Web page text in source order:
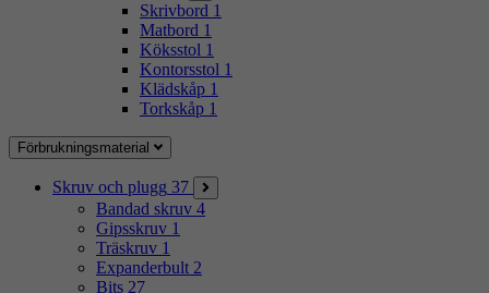
Skrivbord 1
Matbord 1
Köksstol 1
Kontorsstol 1
Klädskåp 1
Torkskåp 1
Förbrukningsmaterial
Skruv och plugg 37
Bandad skruv 4
Gipsskruv 1
Träskruv 1
Expanderbult 2
Bits 27